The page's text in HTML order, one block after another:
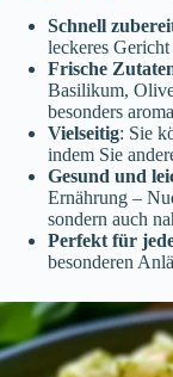
Schnell
leckeres
Frische
Basilikum,
besonders
Vielseitig: Sie
indem Sie
Gesund und
Ernährung –
sondern auch
Perfekt für
besonderen